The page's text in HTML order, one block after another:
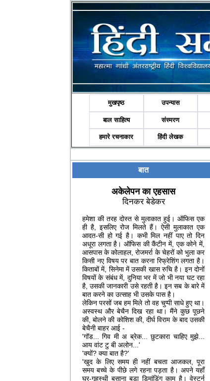
मुखपृष्ठ उपन्यास
बाल साहित्य संस्मरण
हमारे रचनाकार हिंदी लेखक
बात
अकेलेपन का एहसास
दिनकर बेडेकर
हमेशा की तरह दोस्त से मुलाकात हुई। ऑफिस एक
ही है, इसलिए रोज मिलते हैं। ऐसी मुलाकात एक
आदत-सी हो गई है। कभी मिल नहीं पाए तो दिन
अधूरा लगता है। ऑफिस की कैंटीन में, एक कोने में,
आसपास के कोलाहल, रोजमर्रा के चेहरों को भुला कर
किसी नए विषय पर बात करना रिफ्रेशिंग लगता है।
किताबों में, सिनेमा में उसकी खास रुचि है। इन दोनों
विषयों के संबंध में, दुनिया भर में जो भी नया घट रहा
है, उसकी जानकारी उसे रहती है। इन सब के बारे में
बात करने का उत्साह भी उसके पास है।
लेकिन परसों जब हम मिले तो वह चुप्पी साधे हुए था।
अस्वस्थ और बेचैन दिख रहा था। मैंने कुछ पूछने
की, बोलने की कोशिश की, दीर्घ विराम के बाद उसकी
बेचैनी बाहर आई -
'गॉड... गिव मी अ ब्रेक... छुटकारा चाहिए मुझे...
आय वांट टु बी अलोन...'
'क्यों? क्या बात है?'
'खुद के लिए समय ही नहीं बचता आजकल, पूरा
समय बच्चे के पीछे लगे रहना पड़ता है। अपने यहाँ
घर-गृहस्थी बसाना बडा डिमांडिंग काम है। वेस्टर्न